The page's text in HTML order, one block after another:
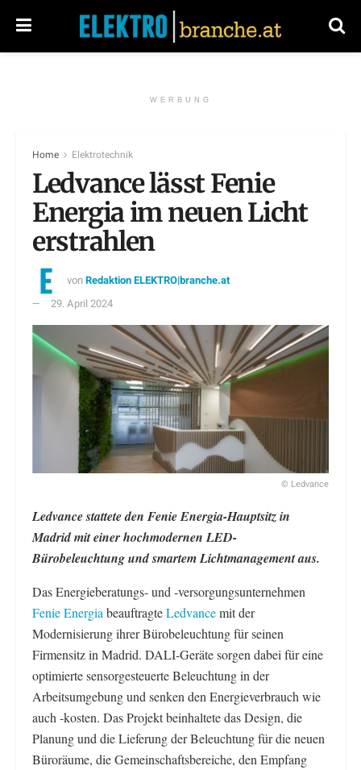
WERBUNG
Home Elektrotechnik
Ledvance lässt Fenie
Energia im neuen Licht
erstrahlen
vonRedaktion ELEKTRO|branche.at
29. April 2024
© Ledvance
Ledvance stattete den Fenie Energia-Hauptsitz in
Madrid mit einer hochmodernen LED-
Bürobeleuchtung und smartem Lichtmanagement aus.
Das Energieberatungs- und -versorgungsunternehmen
Fenie Energia beauftragteLedvancemit der
Modernisierung ihrer Bürobeleuchtung für seinen
Firmensitz in Madrid. DALI-Geräte sorgen dabei für eine
optimierte sensorgesteuerte Beleuchtung in der
Arbeitsumgebung und senken den Energieverbrauch wie
auch -kosten. Das Projekt beinhaltete das Design, die
Planung und die Lieferung der Beleuchtung für die neuen
Büroräume, die Gemeinschaftsbereiche, den Empfang